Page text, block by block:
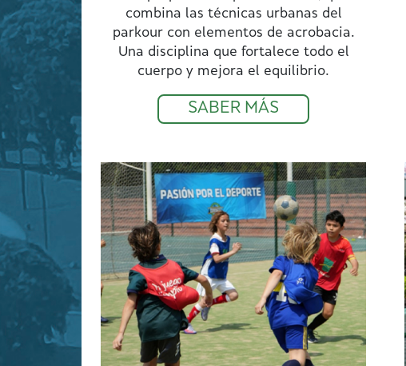
combina las técnicas urbanas del
parkour con elementos de acrobacia.
Una disciplina que fortalece todo el
cuerpo y mejora el equilibrio.
SABER MÁS